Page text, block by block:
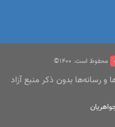
محفوظ است. ۱400©
و رسانه‌ها بدون ذکر منبع آزاد